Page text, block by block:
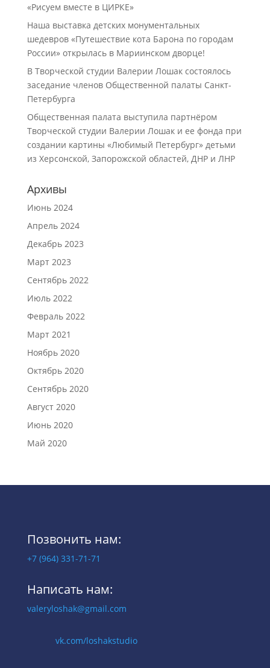
«Рисуем вместе в ЦИРКЕ»
Наша выставка детских монументальных
шедевров «Путешествие кота Барона по городам
России» открылась в Мариинском дворце!
В Творческой студии Валерии Лошак состоялось
заседание членов Общественной палаты Санкт-
Петербурга
Общественная палата выступила партнёром
Творческой студии Валерии Лошак и ее фонда при
создании картины «Любимый Петербург» детьми
из Херсонской, Запорожской областей, ДНР и ЛНР
Архивы
Июнь 2024
Апрель 2024
Декабрь 2023
Март 2023
Сентябрь 2022
Июль 2022
Февраль 2022
Март 2021
Ноябрь 2020
Октябрь 2020
Сентябрь 2020
Август 2020
Июнь 2020
Май 2020
Позвонить нам:
+7 (964) 331-71-71
Написать нам:
valeryloshak@gmail.com
vk.com/loshakstudio